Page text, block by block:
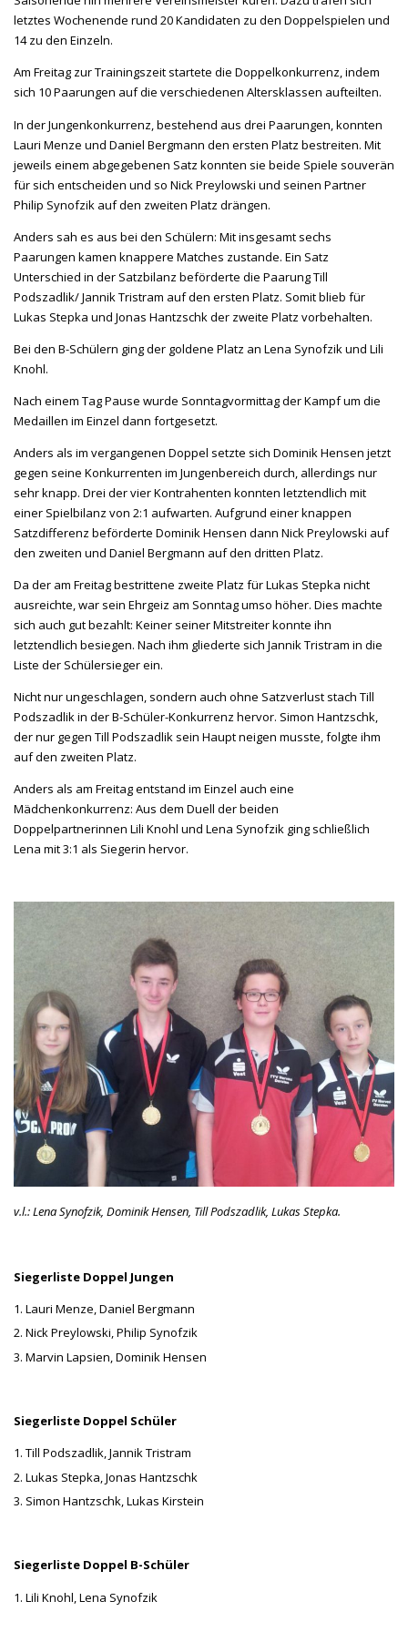
letztes Wochenende rund 20 Kandidaten zu den Doppelspielen und
14 zu den Einzeln.
Am Freitag zur Trainingszeit startete die Doppelkonkurrenz, indem
sich 10 Paarungen auf die verschiedenen Altersklassen aufteilten.
In der Jungenkonkurrenz, bestehend aus drei Paarungen, konnten
Lauri Menze und Daniel Bergmann den ersten Platz bestreiten. Mit
jeweils einem abgegebenen Satz konnten sie beide Spiele souverän
für sich entscheiden und so Nick Preylowski und seinen Partner
Philip Synofzik auf den zweiten Platz drängen.
Anders sah es aus bei den Schülern: Mit insgesamt sechs
Paarungen kamen knappere Matches zustande. Ein Satz
Unterschied in der Satzbilanz beförderte die Paarung Till
Podszadlik/ Jannik Tristram auf den ersten Platz. Somit blieb für
Lukas Stepka und Jonas Hantzschk der zweite Platz vorbehalten.
Bei den B-Schülern ging der goldene Platz an Lena Synofzik und Lili
Knohl.
Nach einem Tag Pause wurde Sonntagvormittag der Kampf um die
Medaillen im Einzel dann fortgesetzt.
Anders als im vergangenen Doppel setzte sich Dominik Hensen jetzt
gegen seine Konkurrenten im Jungenbereich durch, allerdings nur
sehr knapp. Drei der vier Kontrahenten konnten letztendlich mit
einer Spielbilanz von 2:1 aufwarten. Aufgrund einer knappen
Satzdifferenz beförderte Dominik Hensen dann Nick Preylowski auf
den zweiten und Daniel Bergmann auf den dritten Platz.
Da der am Freitag bestrittene zweite Platz für Lukas Stepka nicht
ausreichte, war sein Ehrgeiz am Sonntag umso höher. Dies machte
sich auch gut bezahlt: Keiner seiner Mitstreiter konnte ihn
letztendlich besiegen. Nach ihm gliederte sich Jannik Tristram in die
Liste der Schülersieger ein.
Nicht nur ungeschlagen, sondern auch ohne Satzverlust stach Till
Podszadlik in der B-Schüler-Konkurrenz hervor. Simon Hantzschk,
der nur gegen Till Podszadlik sein Haupt neigen musste, folgte ihm
auf den zweiten Platz.
Anders als am Freitag entstand im Einzel auch eine
Mädchenkonkurrenz: Aus dem Duell der beiden
Doppelpartnerinnen Lili Knohl und Lena Synofzik ging schließlich
Lena mit 3:1 als Siegerin hervor.
v.l.: Lena Synofzik, Dominik Hensen, Till Podszadlik, Lukas Stepka.
Siegerliste Doppel Jungen
1. Lauri Menze, Daniel Bergmann
2. Nick Preylowski, Philip Synofzik
3. Marvin Lapsien, Dominik Hensen
Siegerliste Doppel Schüler
1. Till Podszadlik, Jannik Tristram
2. Lukas Stepka, Jonas Hantzschk
3. Simon Hantzschk, Lukas Kirstein
Siegerliste Doppel B-Schüler
1. Lili Knohl, Lena Synofzik